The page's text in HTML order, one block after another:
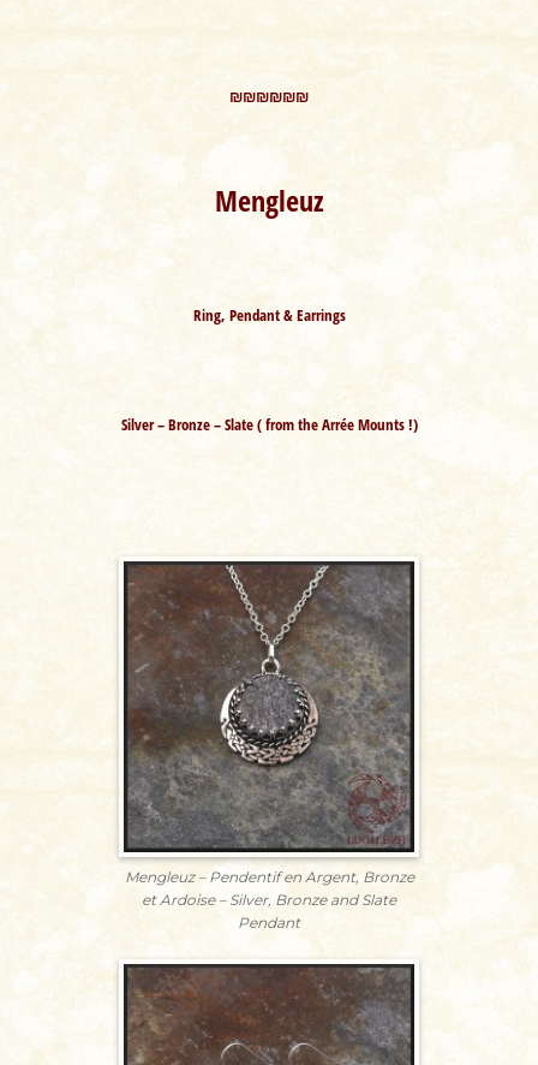
₪₪₪₪₪₪
Mengleuz
Ring, Pendant & Earrings
Silver – Bronze – Slate ( from the Arrée Mounts !)
Mengleuz – Pendentif en Argent, Bronze
et Ardoise – Silver, Bronze and Slate
Pendant